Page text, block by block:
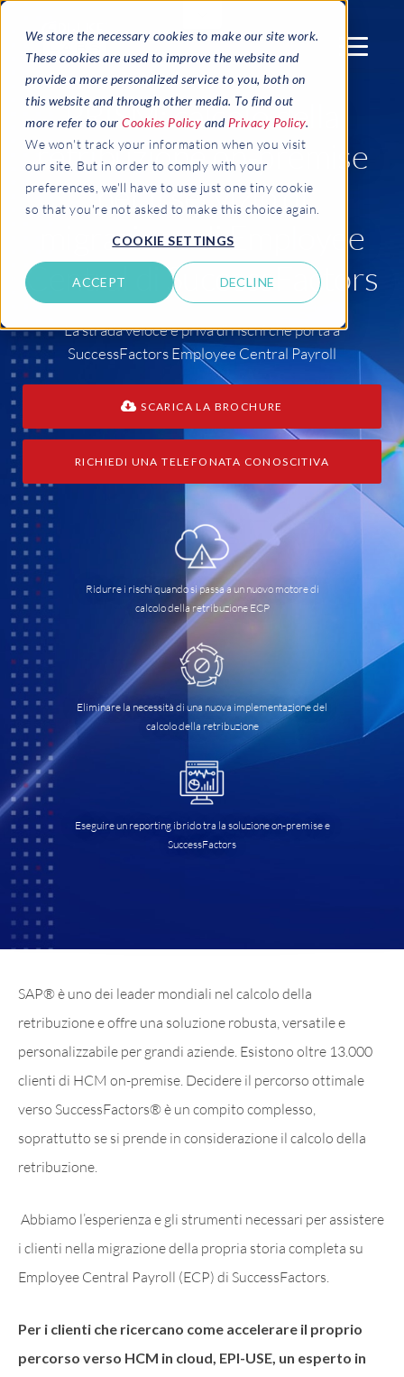
We store the necessary cookies to make our site work.
These cookies are used to improve the website and
provide a more personalized service to you, both on
this website and through other media. To find out
more refer to our Cookies Policy and Privacy Policy.
We won't track your information when you visit
our site. But in order to comply with your
preferences, we'll have to use just one tiny cookie
so that you're not asked to make this choice again.
COOKIE SETTINGS
ACCEPT DECLINE
PRISM: calcolo della
retribuzione on-premise
per il servizio di
migrazione di Employee
Central di SuccessFactors
La strada veloce e priva di rischi che porta a
SuccessFactors Employee Central Payroll
SCARICA LA BROCHURE
RICHIEDI UNA TELEFONATA CONOSCITIVA
Ridurre i rischi quando si passa a un nuovo motore di
calcolo della retribuzione ECP
Eliminare la necessità di una nuova implementazione del
calcolo della retribuzione
Eseguire un reporting ibrido tra la soluzione on-premise e
SuccessFactors
SAP® è uno dei leader mondiali nel calcolo della
retribuzione e offre una soluzione robusta, versatile e
personalizzabile per grandi aziende. Esistono oltre 13.000
clienti di HCM on-premise. Decidere il percorso ottimale
verso SuccessFactors® è un compito complesso,
soprattutto se si prende in considerazione il calcolo della
retribuzione.
Abbiamo l’esperienza e gli strumenti necessari per assistere
i clienti nella migrazione della propria storia completa su
Employee Central Payroll (ECP) di SuccessFactors.
Per i clienti che ricercano come accelerare il proprio
percorso verso HCM in cloud, EPI-USE, un esperto in